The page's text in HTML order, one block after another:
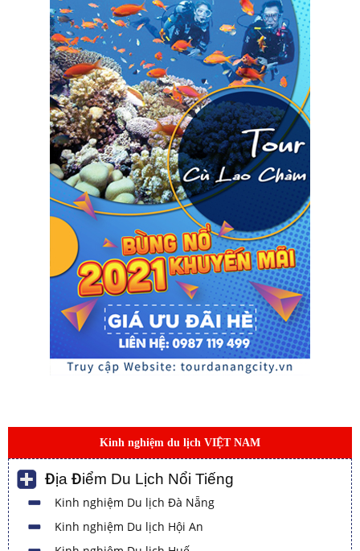
Kinh nghiệm du lịch VIỆT NAM
Địa Điểm Du Lịch Nổi Tiếng
Kinh nghiệm Du lịch Đà Nẵng
Kinh nghiệm Du lịch Hội An